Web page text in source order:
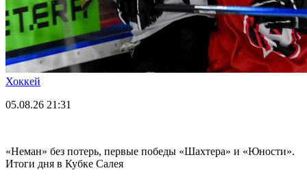
Хоккей
05.08.26 21:31
«Неман» без потерь, первые победы «Шахтера» и «Юности».
Итоги дня в Кубке Салея